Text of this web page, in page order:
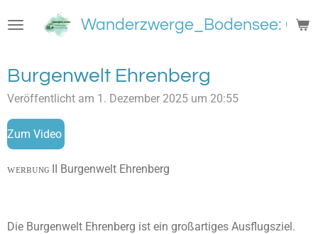
Hauptinhalt
Wanderzwerge_Bodensee:
Burgenwelt Ehrenberg
Veröffentlicht am 1. Dezember 2025 um 20:55
Zum Video
ᴡᴇʀʙᴜɴɢ II Burgenwelt Ehrenberg
Die Burgenwelt Ehrenberg ist ein großartiges Ausflugsziel.